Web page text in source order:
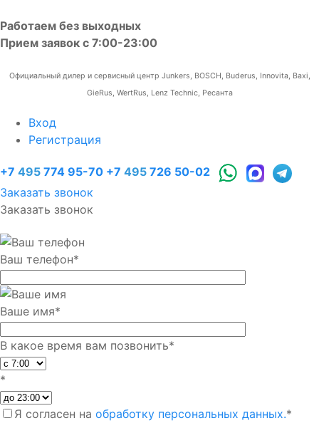
Работаем без выходных
Прием заявок с 7:00-23:00
Официальный дилер и сервисный центр Junkers, BOSCH, Buderus, Innovita, Baxi,
GieRus, WertRus, Lenz Technic, Ресанта
Вход
Регистрация
+7 495 774 95-70 +7 495 726 50-02
Заказать звонок
Заказать звонок
Ваш телефон*
Ваше имя*
В какое время вам позвонить*
*
Я согласен на обработку персональных данных.*